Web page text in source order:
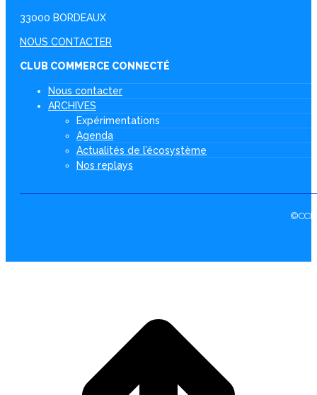
33000 BORDEAUX
NOUS CONTACTER
CLUB COMMERCE CONNECTÉ
Nous contacter
ARCHIVES
Expérimentations
Agenda
Actualités de l’écosystème
Nos replays
©CCI